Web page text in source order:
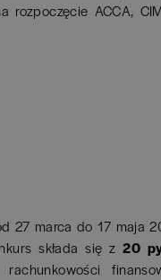
rozpoczęcie ACCA,
27 marca do 17 maja
składa się z20